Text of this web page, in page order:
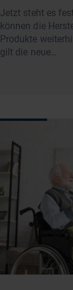
Jetzt steht es
können die
Produkte
gilt die neue…